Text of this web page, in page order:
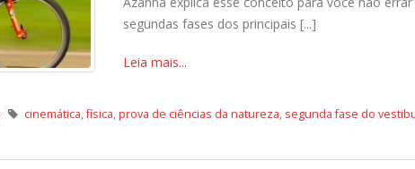
segundas fases dos principais [...]
Leia mais...
cinemática,física,prova de ciências da natureza, segunda fase do